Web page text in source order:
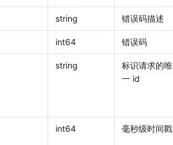
string 错误码描述
int64 错误码
string
标识请求的唯
一 id
int64 毫秒级时间戳